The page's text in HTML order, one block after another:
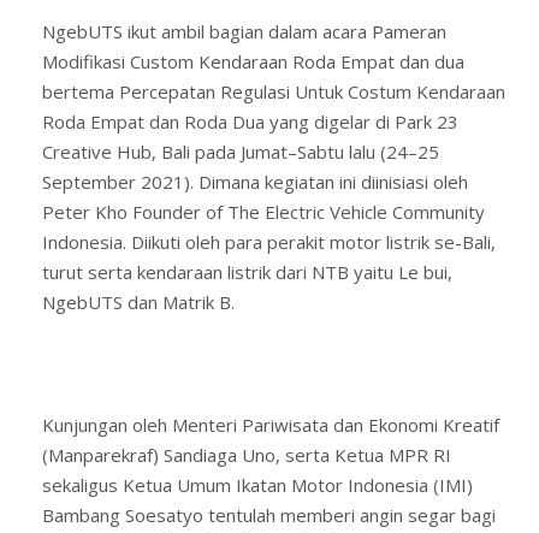
NgebUTS ikut ambil bagian dalam acara Pameran
Modifikasi Custom Kendaraan Roda Empat dan dua
bertema Percepatan Regulasi Untuk Costum Kendaraan
Roda Empat dan Roda Dua yang digelar di Park 23
Creative Hub, Bali pada Jumat–Sabtu lalu (24–25
September 2021). Dimana kegiatan ini diinisiasi oleh
Peter Kho Founder of The Electric Vehicle Community
Indonesia. Diikuti oleh para perakit motor listrik se-Bali,
turut serta kendaraan listrik dari NTB yaitu Le bui,
NgebUTS dan Matrik B.
Kunjungan oleh Menteri Pariwisata dan Ekonomi Kreatif
(Manparekraf) Sandiaga Uno, serta Ketua MPR RI
sekaligus Ketua Umum Ikatan Motor Indonesia (IMI)
Bambang Soesatyo tentulah memberi angin segar bagi